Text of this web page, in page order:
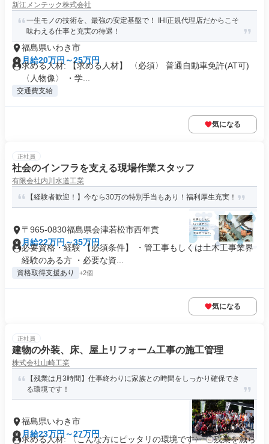
新江メンテック株式会社
一生モノの技術を、最強の安定基盤で！ IHI正規代理店だからこそ
味わえる仕事と充実の待遇！
福島県いわき市
月給20万円～25万円
求める人材: 【求める人材】 〈必須〉 普通自動車免許(AT可)
〈人物像〉 ・学...
交通費支給
気になる
正社員
社会のインフラを支える現場作業スタッフ
有限会社内川水道工業
【経験者歓迎！】今なら30万の特別手当もあり！福利厚生充実！
〒965-0830福島県会津若松市西年貢
月給22万円～35万円
必要資格・経験 【必須条件】 ・管工事もしくは土木工事業界
経験のある方 ・必要な資...
資格取得支援あり +2個
気になる
正社員
建物の外装、床、屋上リフォーム工事の施工管理
株式会社山崎工業
【残業は月3時間】仕事終わりに家族との時間をしっかり確保でき
る環境です！
福島県いわき市
月給23万円～27万円
求める人材: 〈こんな方にピッタリの環境です〉 〇残業を減ら